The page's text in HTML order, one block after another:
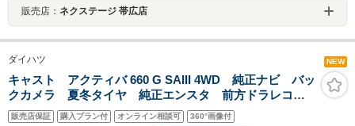
販売店： ネクステージ 帯広店
ダイハツ NEW
キャスト アクティバ 660 G SAIII 4WD 純正ナビ バッ
クカメラ 夏冬タイヤ 純正エンスタ 前方ドラレコ
スマートアシストIII 衝突軽減 誤発進抑制 車線逸脱警
販売店保証 購入プラン付 オンライン相談可 360°画像付